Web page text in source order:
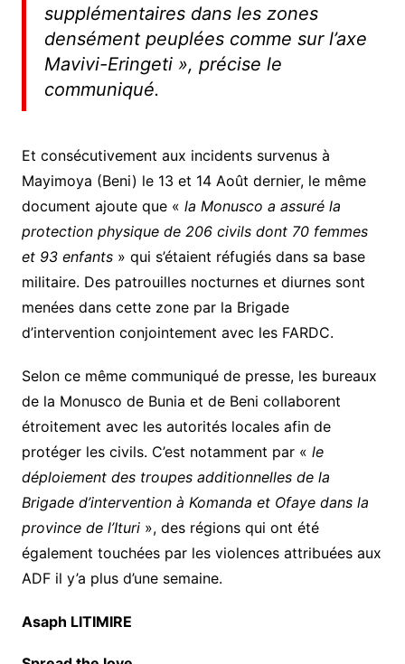
supplémentaires dans les zones
densément peuplées comme sur l’axe
Mavivi-Eringeti», précise le
communiqué.
Et consécutivement aux incidents survenus à
Mayimoya (Beni) le 13 et 14 Août dernier, le même
document ajoute que « la Monusco a assuré la
protection physique de 206 civils dont 70 femmes
et 93 enfants» qui s’étaient réfugiés dans sa base
militaire. Des patrouilles nocturnes et diurnes sont
menées dans cette zone par la Brigade
d’intervention conjointement avec les FARDC.
Selon ce même communiqué de presse, les bureaux
de la Monusco de Bunia et de Beni collaborent
étroitement avec les autorités locales afin de
protéger les civils. C’est notamment par « le
déploiement des troupes additionnelles de la
Brigade d’intervention à Komanda et Ofaye dans la
province de l’Ituri», des régions qui ont été
également touchées par les violences attribuées aux
ADF il y’a plus d’une semaine.
Asaph LITIMIRE